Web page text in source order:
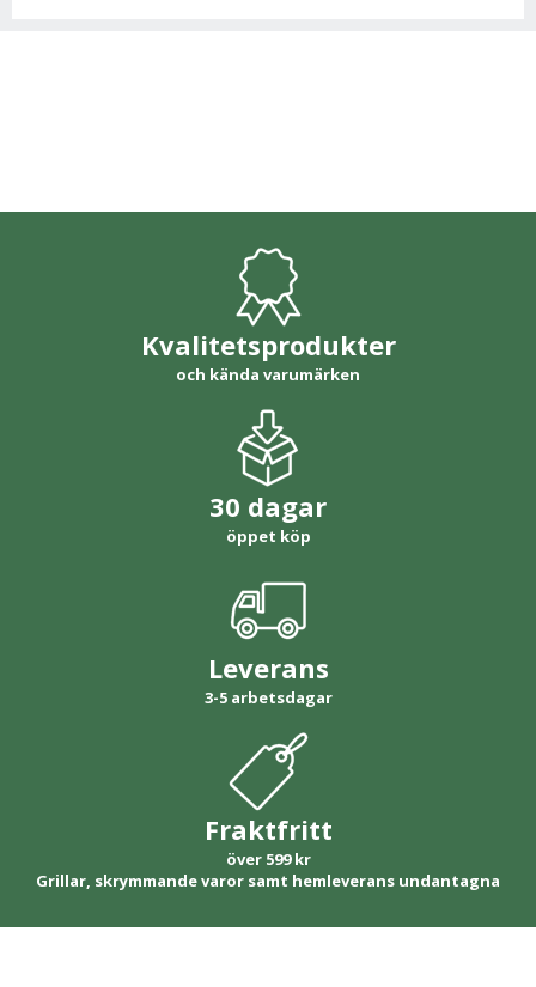
Kvalitetsprodukter
och kända varumärken
30 dagar
öppet köp
Leverans
3-5 arbetsdagar
Fraktfritt
över 599 kr
Grillar, skrymmande varor samt hemleverans undantagna